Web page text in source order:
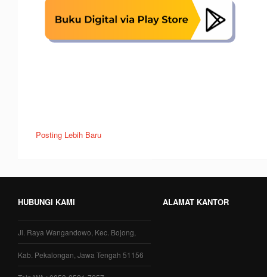
Posting Lebih Baru
HUBUNGI KAMI
Jl. Raya Wangandowo, Kec. Bojong,
Kab. Pekalongan, Jawa Tengah 51156
ALAMAT KANTOR